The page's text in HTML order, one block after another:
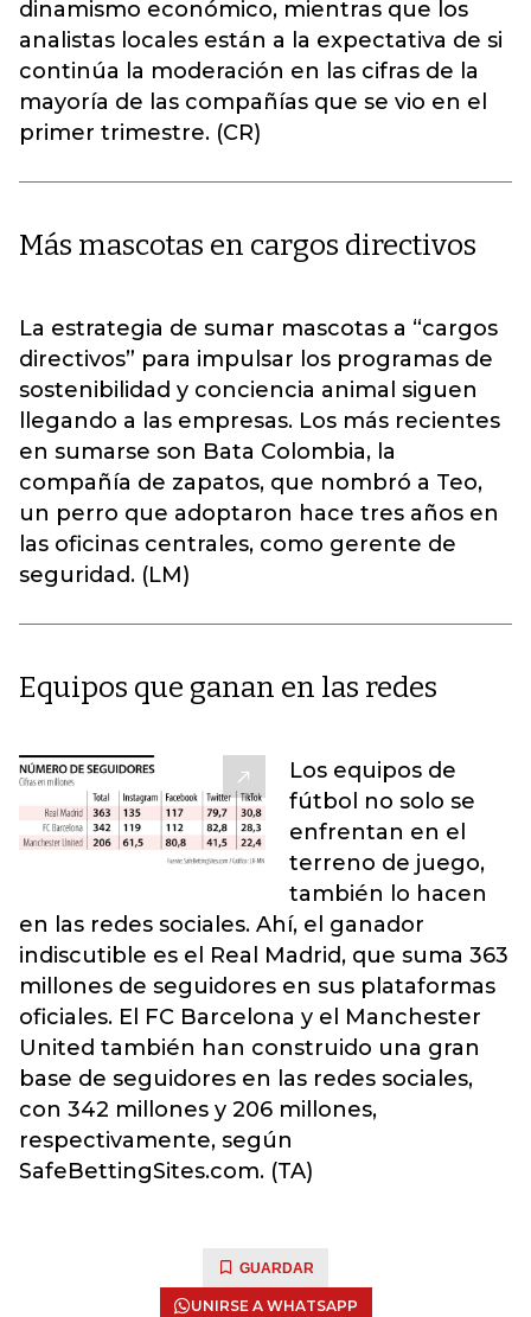
dinamismo económico, mientras que los
analistas locales están a la expectativa de si
continúa la moderación en las cifras de la
mayoría de las compañías que se vio en el
primer trimestre. (CR)
Más mascotas en cargos directivos
La estrategia de sumar mascotas a “cargos
directivos” para impulsar los programas de
sostenibilidad y conciencia animal siguen
llegando a las empresas. Los más recientes
en sumarse son Bata Colombia, la
compañía de zapatos, que nombró a Teo,
un perro que adoptaron hace tres años en
las oficinas centrales, como gerente de
seguridad. (LM)
Equipos que ganan en las redes
Los equipos de
fútbol no solo se
enfrentan en el
terreno de juego,
también lo hacen
en las redes sociales. Ahí, el ganador
indiscutible es el Real Madrid, que suma 363
millones de seguidores en sus plataformas
oficiales. El FC Barcelona y el Manchester
United también han construido una gran
base de seguidores en las redes sociales,
con 342 millones y 206 millones,
respectivamente, según
SafeBettingSites.com. (TA)
GUARDAR
UNIRSE A WHATSAPP